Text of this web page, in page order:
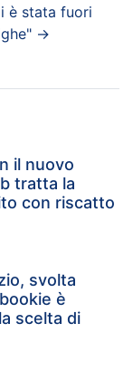
è stata fuori
→
il nuovo
tratta la
con riscatto
svolta
è
scelta di